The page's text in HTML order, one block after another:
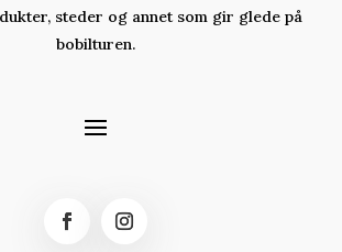
steder og annet som gir glede på
bobilturen.